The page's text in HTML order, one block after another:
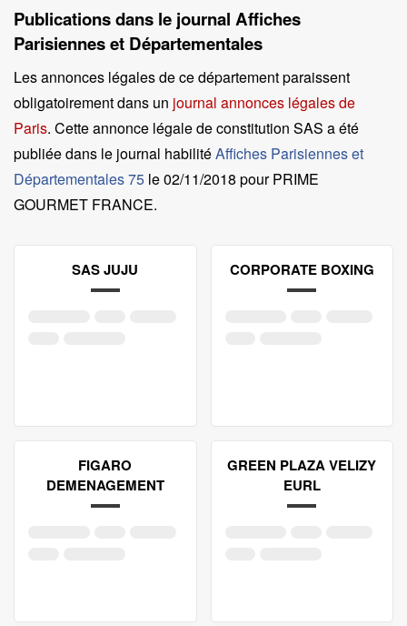
Publications dans le journal Affiches
Parisiennes et Départementales
Les annonces légales de ce département paraissent
obligatoirement dans un journal annonces légales de
Paris. Cette annonce légale de constitution SAS a été
publiée dans le journal habilitéAffiches Parisiennes et
Départementales 75 le02/11/2018 pour PRIME
GOURMET FRANCE.
SAS JUJU CORPORATE BOXING
FIGARO
DEMENAGEMENT
GREEN PLAZA VELIZY
EURL